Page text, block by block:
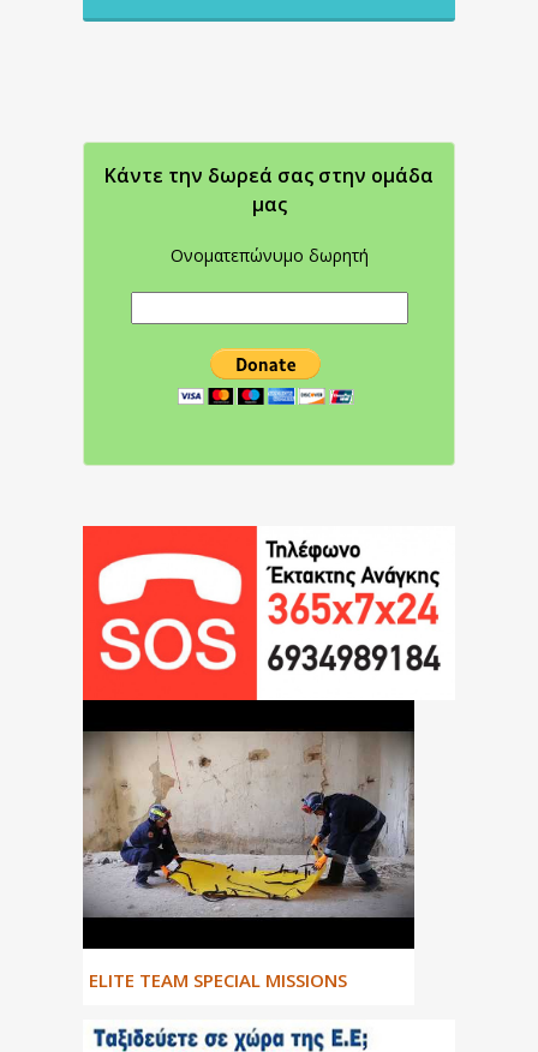
Κάντε την δωρεά σας στην oμάδα
μας
Ονοματεπώνυμο δωρητή
ΕLITE TEAM SPECIAL MISSIONS